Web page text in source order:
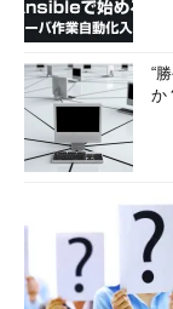
“
か